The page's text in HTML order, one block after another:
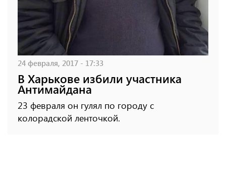
24 февраля, 2017 - 17:33
В Харькове избили участника
Антимайдана
23 февраля он гулял по городу с
колорадской ленточкой.